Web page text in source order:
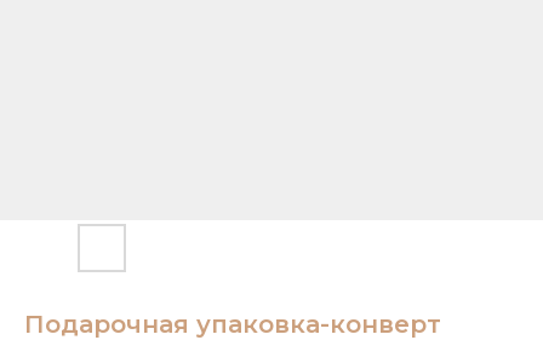
Подарочная упаковка-конверт